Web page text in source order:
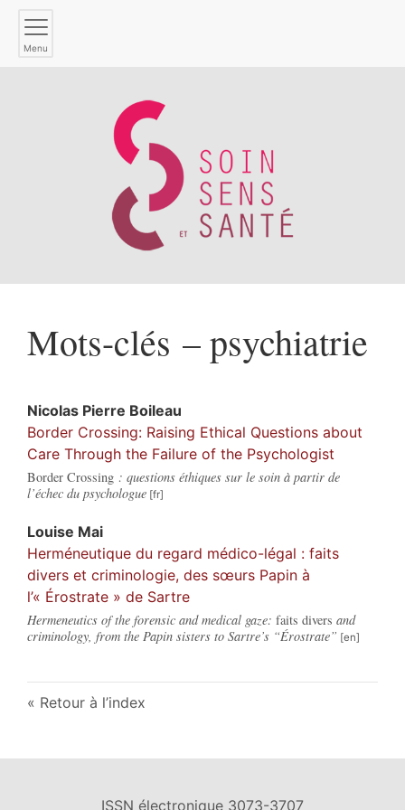
Menu
Mots-clés – psychiatrie
Nicolas Pierre Boileau
Border Crossing: Raising Ethical Questions about
Care Through the Failure of the Psychologist
Border Crossing : questions éthiques sur le soin à partir de
l’échec du psychologue
Louise Mai
Herméneutique du regard médico-légal : faits
divers et criminologie, des sœurs Papin à
l’« Érostrate » de Sartre
Hermeneutics of the forensic and medical gaze: faits divers and
criminology, from the Papin sisters to Sartre’s “Érostrate”
Retour à l’index
ISSN électronique 3073-3707